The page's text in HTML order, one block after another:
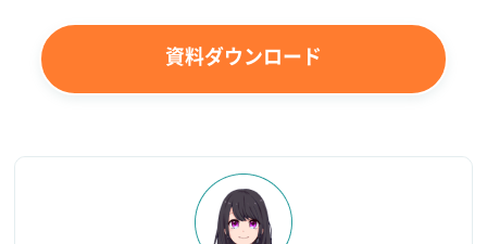
資料ダウンロード